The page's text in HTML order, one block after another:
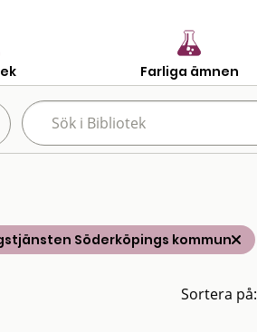
Farliga ämnen
Söderköpings kommun
Sortera på: